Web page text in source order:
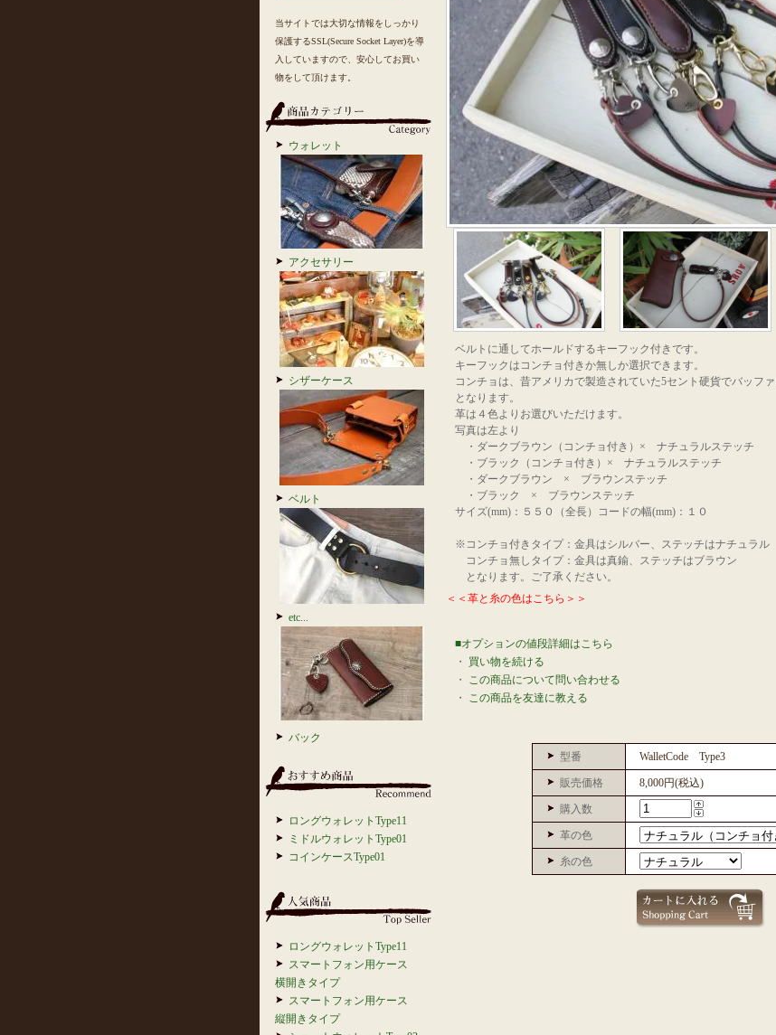
当サイトでは大切な情報をしっかり
保護するSSL(Secure Socket Layer)を導
入していますので、安心してお買い
物をして頂けます。
ウォレット
アクセサリー
シザーケース
ベルト
etc...
バック
ロングウォレットType11
ミドルウォレットType01
コインケースType01
ロングウォレットType11
スマートフォン用ケース
横開きタイプ
スマートフォン用ケース
縦開きタイプ
ベルトに通してホールドするキーフック付きです。
キーフックはコンチョ付きか無しか選択できます。
コンチョは、昔アメリカで製造されていた5セント硬貨でバッフ
となります。
革は４色よりお選びいただけます。
写真は左より
・ダークブラウン（コンチョ付き）× ナチュラルステッチ
・ブラック（コンチョ付き）× ナチュラルステッチ
・ダークブラウン × ブラウンステッチ
・ブラック × ブラウンステッチ
サイズ(mm)：５５０（全長）コードの幅(mm)：１０
※コンチョ付きタイプ：金具はシルバー、ステッチはナチュラル
コンチョ無しタイプ：金具は真鍮、ステッチはブラウン
となります。ご了承ください。
＜＜革と糸の色はこちら＞＞
■オプションの値段詳細はこちら
・ 買い物を続ける
・ この商品について問い合わせる
・ この商品を友達に教える
型番 WalletCode Type3
販売価格 8,000円(税込)
購入数
革の色
糸の色